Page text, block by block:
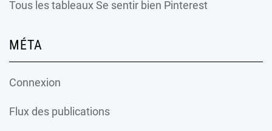
Tous les tableaux Se sentir bien Pinterest
MÉTA
Connexion
Flux des publications